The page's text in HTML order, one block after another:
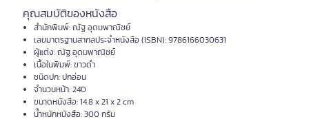
คุณสมบัติของหนังสือ
สำนักพิมพ์: ณัฐ อุดมพาณิชย์
เลขมาตรฐานสากลประจำหนังสือ (ISBN): 9786166030631
ผู้แต่ง: ณัฐ อุดมพาณิชย์
เนื้อในพิมพ์: ขาวดำ
ชนิดปก: ปกอ่อน
จำนวนหน้า: 240
ขนาดหนังสือ: 14.8 x 21 x 2 cm
น้ำหนักหนังสือ: 300 กรัม